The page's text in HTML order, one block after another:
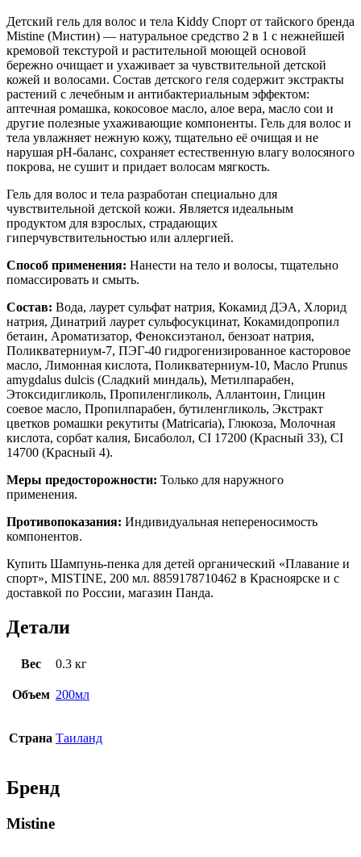
Детский гель для волос и тела Kiddy Спорт от тайского бренда
Mistine (Мистин) — натуральное средство 2 в 1 с нежнейшей
кремовой текстурой и растительной моющей основой
бережно очищает и ухаживает за чувствительной детской
кожей и волосами. Состав детского геля содержит экстракты
растений с лечебным и антибактериальным эффектом:
аптечная ромашка, кокосовое масло, алое вера, масло сои и
другие полезные ухаживающие компоненты. Гель для волос и
тела увлажняет нежную кожу, тщательно её очищая и не
нарушая рH-баланс, сохраняет естественную влагу волосяного
покрова, не сушит и придает волосам мягкость.
Гель для волос и тела разработан специально для
чувствительной детской кожи. Является идеальным
продуктом для взрослых, страдающих
гиперчувствительностью или аллергией.
Способ применения: Нанести на тело и волосы, тщательно
помассировать и смыть.
Состав: Вода, лаурет сульфат натрия, Кокамид ДЭА, Хлорид
натрия, Динатрий лаурет сульфосукцинат, Кокамидопропил
бетаин, Ароматизатор, Феноксиэтанол, бензоат натрия,
Поликватерниум-7, ПЭГ-40 гидрогенизированное касторовое
масло, Лимонная кислота, Поликватерниум-10, Масло Prunus
amygdalus dulcis (Сладкий миндаль), Метилпарабен,
Этоксидигликоль, Пропиленгликоль, Аллантоин, Глицин
соевое масло, Пропилпарабен, бутиленгликоль, Экстракт
цветков ромашки рекутиты (Matricaria), Глюкоза, Молочная
кислота, сорбат калия, Бисаболол, CI 17200 (Красный 33), CI
14700 (Красный 4).
Меры предосторожности: Только для наружного
применения.
Противопоказания: Индивидуальная непереносимость
компонентов.
Купить Шампунь-пенка для детей органический «Плавание и
спорт», MISTINE, 200 мл. 8859178710462 в Красноярске и с
доставкой по России, магазин Панда.
Детали
Вес 0.3 кг
Объем 200мл
Страна Таиланд
Бренд
Mistine